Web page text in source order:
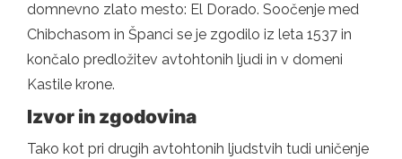
domnevno zlato mesto: El Dorado. Soočenje med
Chibchasom in Španci se je zgodilo iz leta 1537 in
končalo predložitev avtohtonih ljudi in v domeni
Kastile krone.
Izvor in zgodovina
Tako kot pri drugih avtohtonih ljudstvih tudi uničenje